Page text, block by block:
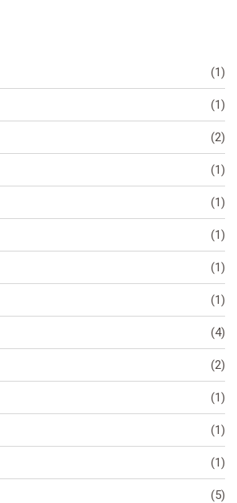
(1)
(1)
(2)
(1)
(1)
(1)
(1)
(1)
(4)
(2)
(1)
(1)
(1)
(5)